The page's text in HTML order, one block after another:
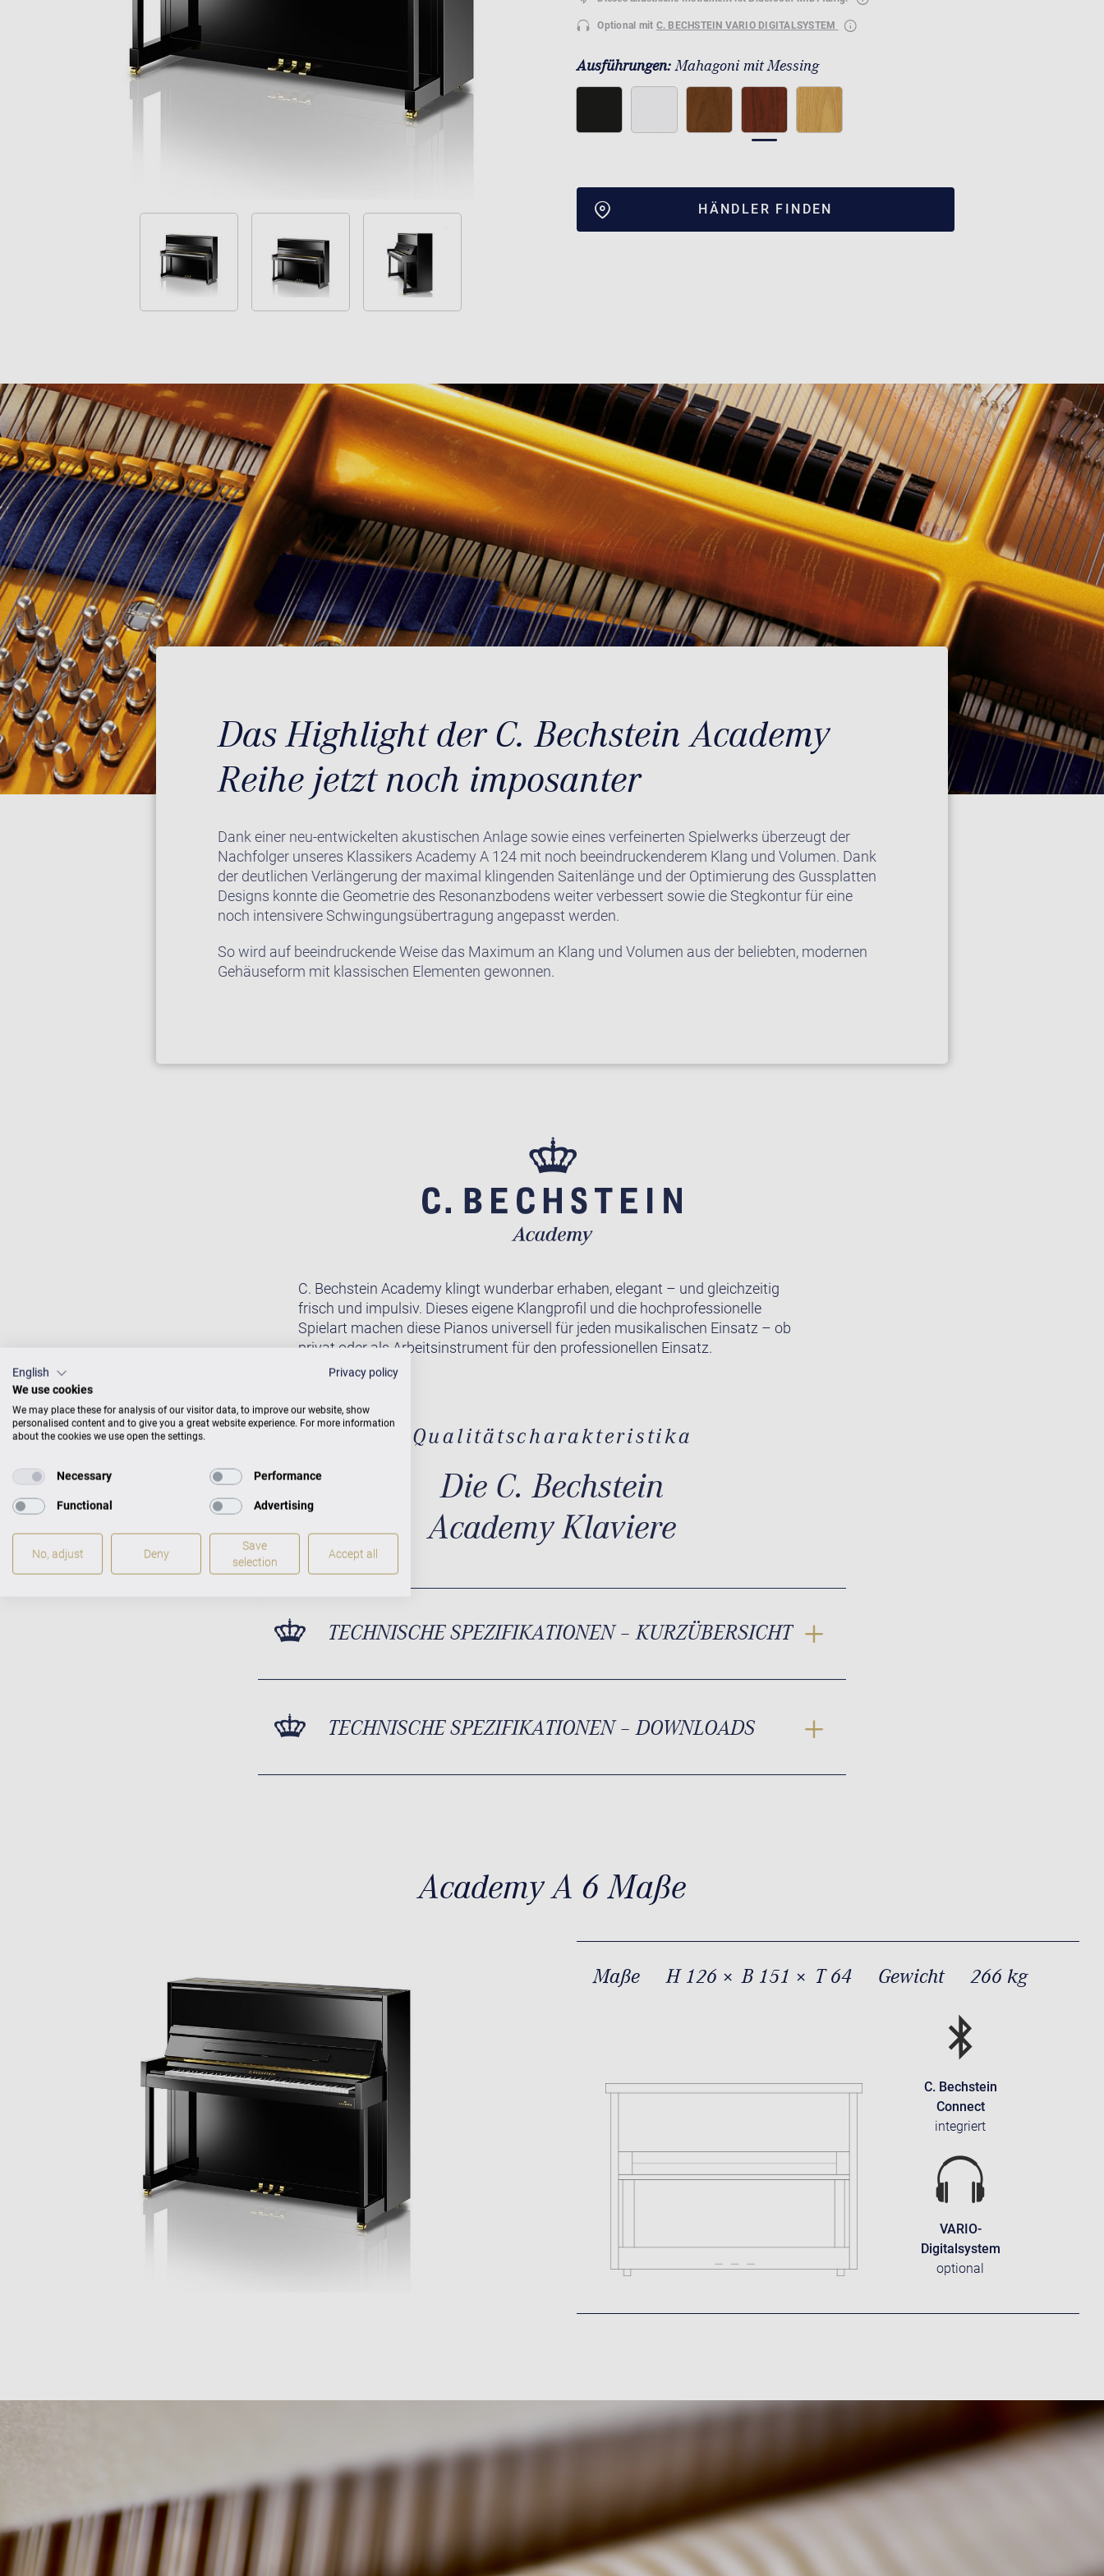
Optional mit C. BECHSTEIN VARIO DIGITALSYSTEM
Ausführungen:Mahagoni mit Messing
HÄNDLER FINDEN
Das Highlight der C. Bechstein Academy
Reihe jetzt noch imposanter
Dank einer neu-entwickelten akustischen Anlage sowie eines verfeinerten Spielwerks überzeugt der
Nachfolger unseres Klassikers Academy A 124 mit noch beeindruckenderem Klang und Volumen. Dank
der deutlichen Verlängerung der maximal klingenden Saitenlänge und der Optimierung des Gussplatten
Designs konnte die Geometrie des Resonanzbodens weiter verbessert sowie die Stegkontur für eine
noch intensivere Schwingungsübertragung angepasst werden.
So wird auf beeindruckende Weise das Maximum an Klang und Volumen aus der beliebten, modernen
Gehäuseform mit klassischen Elementen gewonnen.
C. Bechstein Academy klingt wunderbar erhaben, elegant – und gleichzeitig
frisch und impulsiv. Dieses eigene Klangprofil und die hochprofessionelle
Spielart machen diese Pianos universell für jeden musikalischen Einsatz – ob
privat oder als Arbeitsinstrument für den professionellen Einsatz.
Qualitätscharakteristika
Die C. Bechstein
Academy Klaviere
TECHNISCHE SPEZIFIKATIONEN – KURZÜBERSICHT
TECHNISCHE SPEZIFIKATIONEN – DOWNLOADS
Academy A 6 Maße
Maße H 126 × B 151 × T 64 Gewicht 266 kg
C. Bechstein
Connect
integriert
VARIO-
Digitalsystem
optional
English
Privacy policy
We use cookies
We may place these for analysis of our visitor data, to improve our website, show
personalised content and to give you a great website experience. For more information
about the cookies we use open the settings.
Necessary Performance
Functional Advertising
No, adjust Deny
Save
selection
Accept all